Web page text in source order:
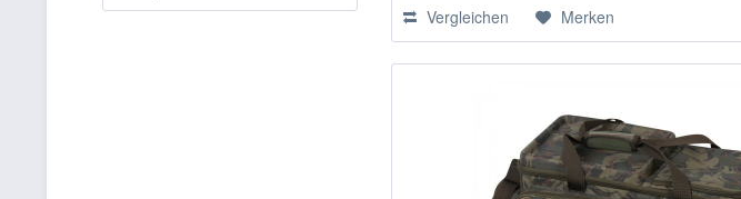
Vergleichen Merken